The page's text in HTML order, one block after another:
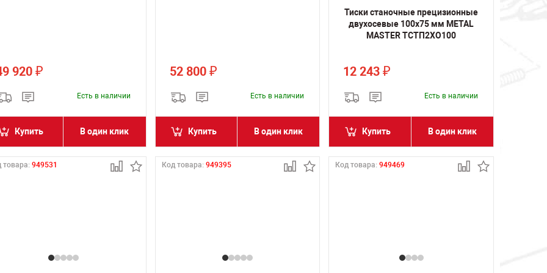
920 ₽
Есть в наличии
Купить В один клик
52 800 ₽
Есть в наличии
Купить В один клик
Тиски станочные прецизионные
двухосевые 100х75 мм METAL
MASTER ТСТП2ХО100
12 243₽
Есть в наличии
Купить В один клик
товара: 949531 Код товара: 949395 Код товара:949469